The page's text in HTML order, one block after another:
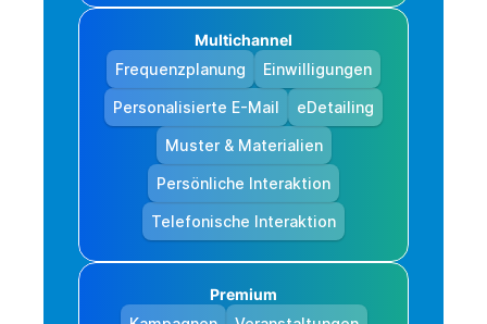
Multichannel
Frequenzplanung
Einwilligungen
Personalisierte E-Mail eDetailing
Muster & Materialien
Persönliche Interaktion
Telefonische Interaktion
Premium